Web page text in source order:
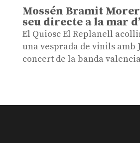
Mossén Bramit
seu directe a la mar
El Quiosc El Replanell
una vesprada de vinils amb
concert de la banda